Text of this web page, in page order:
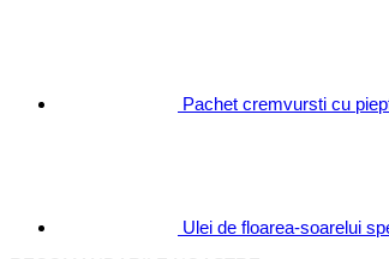
Pachet cremvursti cu
Ulei de floarea-soarelui